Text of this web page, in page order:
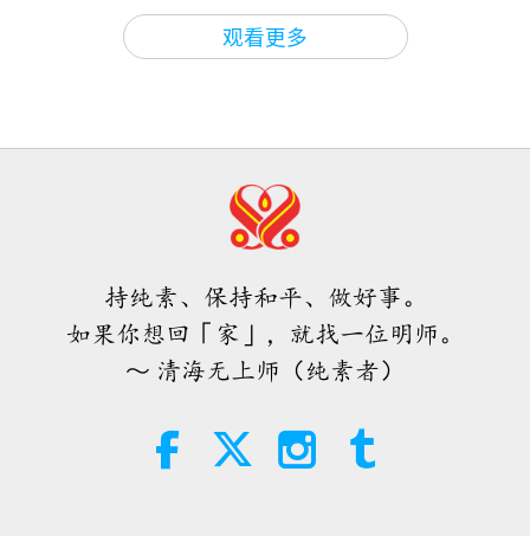
他们是否有资格购买，是否被允许购买，或是可以买
多少，比方说这样。
那真的很糟糕。在某些国家如此
个港口，来运送、分配给该国乃至世界其他国家的人
所以真的有第三次世界大战，正如许多杰出的通灵者
所预言的那样，甚至是最近巴巴‧万加预言的。
Iran War！ Will The War Last 7 Months？” by
Disaster Tube – Mar. 28, 2026：米歇尔•德•诺特雷达
观看更多
关于地球的古预言 2026-08-09
32:43
3:05
希望那些仍在沉睡，等待主耶稣的人
视台见到
焦点新闻 2026-08-08 961
3:40
四至六月（二集之一）
持纯素、保持和平、做好事。
如果你想回「家」，就找一位明师。
～ 清海无上师（纯素者）